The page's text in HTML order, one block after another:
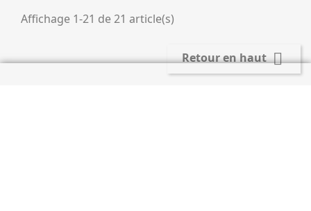
Affichage 1-21 de 21 article(s)
Retour en haut 